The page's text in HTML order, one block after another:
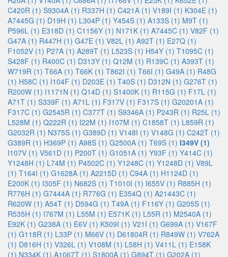
C420R (1) S9304A (1) R337H (1) C421A (1) V189I (1) K304E (1)
A7445G (1) D19H (1) L304P (1) Y454S (1) A133S (1) M9T (1)
P596L (1) E318D (1) C1156Y (1) N171K (1) A7445C (1) V82F (1)
G47A (1) R447H (1) G47E (1) V82L (1) A92T (1) E27Q (1)
F1052V (1) P27A (1) A289T (1) L523S (1) H54Y (1) T1095C (1)
S428F (1) R400C (1) D313Y (1) Q12M (1) R139C (1) A393T (1)
W719R (1) T66A (1) T66K (1) T862I (1) T66I (1) G49A (1) R48G
(1) H58C (1) I104F (1) D203E (1) T40S (1) D312N (1) G276T (1)
R200W (1) I1171N (1) Q14D (1) S1400K (1) R115G (1) F17L (1)
A71T (1) S339F (1) A71L (1) F317V (1) F317S (1) G20201A (1)
F317C (1) G2545R (1) C377T (1) S9346A (1) P243R (1) R25L (1)
L528M (1) Q222R (1) I22M (1) I107M (1) C1858T (1) L859R (1)
G2032R (1) N375S (1) G389D (1) V148I (1) V148G (1) C242T (1)
G389R (1) H369P (1) A98S (1) G2500A (1) T69S (1) I349V (1)
I107V (1) V561D (1) P200T (1) G1051A (1) Y93F (1) Y414C (1)
Y1248H (1) L74M (1) P4502C (1) Y1248C (1) Y1248D (1) V89L
(1) T164I (1) G1628A (1) A2215D (1) C94A (1) H1124D (1)
E200K (1) I305F (1) N682S (1) T1010I (1) I655V (1) R885H (1)
R776H (1) G7444A (1) R776G (1) E354Q (1) A21443C (1)
R620W (1) A54T (1) D594G (1) T49A (1) F116Y (1) G205S (1)
R535H (1) I767M (1) L55M (1) E571K (1) L55R (1) M2540A (1)
E92K (1) G238A (1) E6V (1) K509I (1) V21I (1) G699A (1) V167F
(1) G118R (1) L33P (1) M66V (1) D61804R (1) R849W (1) V762A
(1) D816H (1) V326L (1) V108M (1) L58H (1) V411L (1) E158K
(1) N334K (1) A1067T (1) S1800A (1) G894T (1) G202A (1)